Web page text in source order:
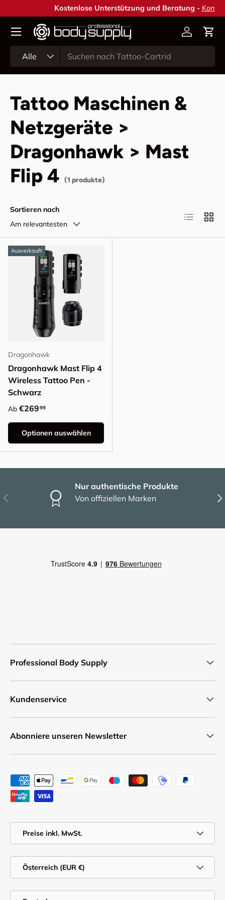
Direkt zum Inhalt
Kostenlose Unterstützung und Beratung -Kontakt
Alle
Konto
Tattoo Maschinen &
Netzgeräte >
Dragonhawk > Mast
Flip 4 (1 produkte)
Sortieren nach
Am relevantesten
Ausverkauft
Dragonhawk
Dragonhawk Mast Flip 4
Wireless Tattoo Pen -
Schwarz
Normaler Preis
Ab €26999
Optionen auswählen
Vorherige
Nur authentische Produkte
Von offiziellen Marken
Professional Body Supply
Kundenservice
Abonniere unseren Newsletter
Zahlungsmethoden
Preise inkl. MwSt.
Land/Region
Österreich (EUR €)